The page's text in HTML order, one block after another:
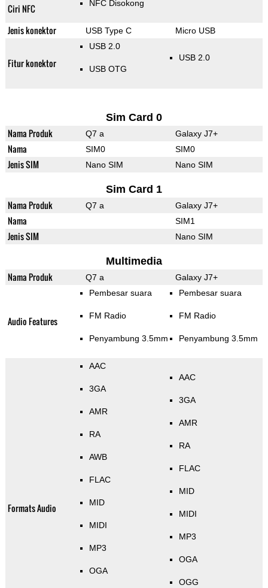
Ciri NFC NFC Disokong
Jenis konektor USB Type C Micro USB
Fitur konektor
USB 2.0
USB OTG
USB 2.0
Sim Card 0
Nama Produk Q7 a Galaxy J7+
Nama SIM0 SIM0
Jenis SIM Nano SIM Nano SIM
Sim Card 1
Nama Produk Q7 a Galaxy J7+
Nama SIM1
Jenis SIM Nano SIM
Multimedia
Nama Produk Q7 a Galaxy J7+
Audio Features
Pembesar suara
FM Radio
Penyambung 3.5mm
Pembesar suara
FM Radio
Penyambung 3.5mm
Formats Audio
AAC
3GA
AMR
RA
AWB
FLAC
MID
MIDI
MP3
OGA
AAC
3GA
AMR
RA
FLAC
MID
MIDI
MP3
OGA
OGG